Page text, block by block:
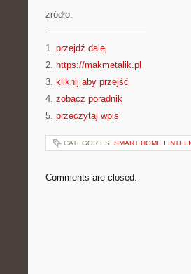
źródło:
———————————
1. przejdź dalej
2. https://makmetalik.pl
3. kliknij aby przejść
4. zobacz poradnik
5. przeczytaj wpis
CATEGORIES: SMART HOME I
Comments are closed.